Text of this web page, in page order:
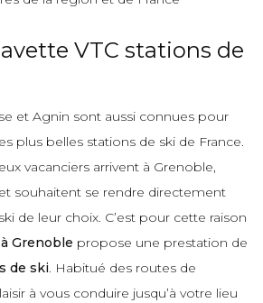
VTC stations de
et Agnin sont aussi connues pour
plus belles stations de ski de France.
vacanciers arrivent à Grenoble,
souhaitent se rendre directement
de leur choix. C’est pour cette raison
Grenoble propose une prestation de
de ski. Habitué des routes de
à vous conduire jusqu’à votre lieu